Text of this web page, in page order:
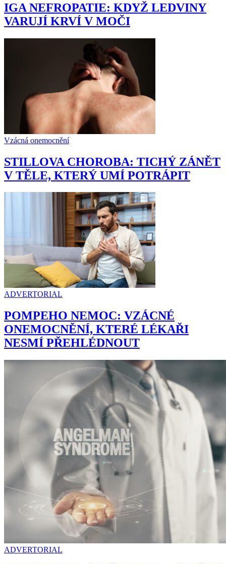
IGA NEFROPATIE: KDYŽ LEDVINY
VARUJÍ KRVÍ V MOČI
Vzácná onemocnění
STILLOVA CHOROBA: TICHÝ ZÁNĚT
V TĚLE, KTERÝ UMÍ POTRÁPIT
ADVERTORIAL
POMPEHO NEMOC: VZÁCNÉ
ONEMOCNĚNÍ, KTERÉ LÉKAŘI
NESMÍ PŘEHLÉDNOUT
ADVERTORIAL